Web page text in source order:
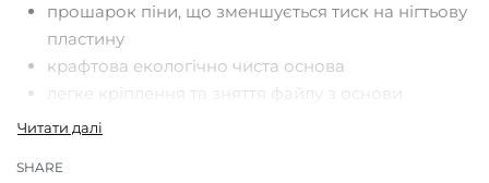
прошарок піни, що зменшується тиск на нігтьову
пластину
крафтова екологічно чиста основа
легке кріплення та зняття файлу з основи
чистий, без клею інструмент після роботи
SHARE